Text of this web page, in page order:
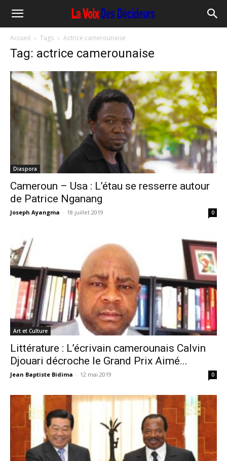
Accueil Tags Actrice camerounaise
Tag: actrice camerounaise
Diaspora
Cameroun – Usa : L’étau se resserre autour
de Patrice Nganang
Joseph Ayangma - 18 juillet 2019 0
Art et Culture
Littérature : L’écrivain camerounais Calvin
Djouari décroche le Grand Prix Aimé...
Jean Baptiste Bidima - 12 mai 2019 0